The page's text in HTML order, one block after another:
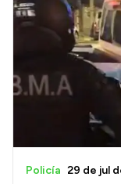
Policía 29 de jul